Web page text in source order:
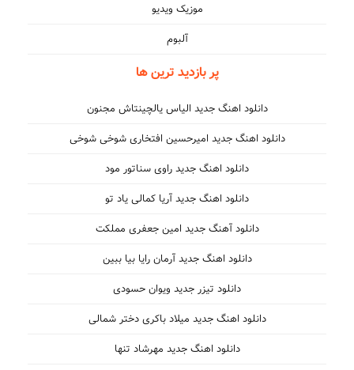
موزیک ویدیو
آلبوم
پر بازدید ترین ها
دانلود اهنگ جدید الیاس یالچینتاش مجنون
دانلود اهنگ جدید امیرحسین افتخاری شوخی شوخی
دانلود اهنگ جدید راوی سناتور مود
دانلود اهنگ جدید آریا کمالی یاد تو
دانلود آهنگ جدید امین جعفری مملکت
دانلود اهنگ جدید آرمان رایا بیا ببین
دانلود تیزر جدید ویوان حسودی
دانلود اهنگ جدید میلاد باکری دختر شمالی
دانلود اهنگ جدید مهرشاد تنها